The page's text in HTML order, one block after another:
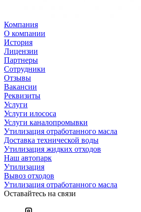
Компания
О компании
История
Лицензии
Партнеры
Сотрудники
Отзывы
Вакансии
Реквизиты
Услуги
Услуги илососа
Услуги каналопромывки
Утилизация отработанного масла
Доставка технической воды
Утилизация жидких отходов
Наш автопарк
Утилизация
Вывоз отходов
Утилизация отработанного масла
Оставайтесь на связи